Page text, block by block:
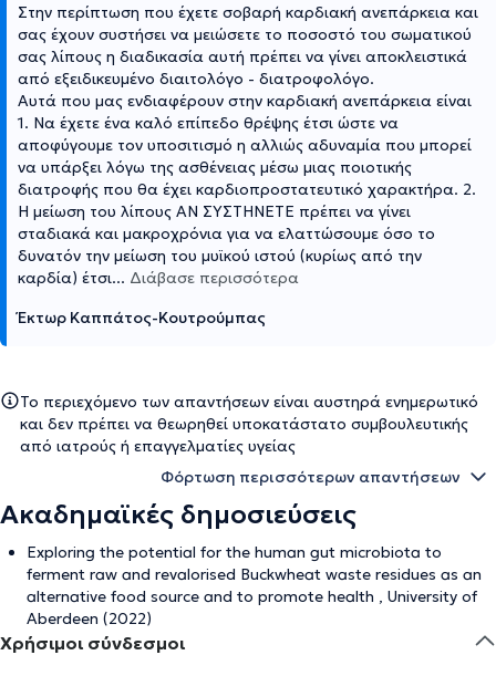
Στην περίπτωση που έχετε σοβαρή καρδιακή ανεπάρκεια και
σας έχουν συστήσει να μειώσετε το ποσοστό του σωματικού
σας λίπους η διαδικασία αυτή πρέπει να γίνει αποκλειστικά
από εξειδικευμένο διαιτολόγο - διατροφολόγο.
Αυτά που μας ενδιαφέρουν στην καρδιακή ανεπάρκεια είναι
1. Να έχετε ένα καλό επίπεδο θρέψης έτσι ώστε να
αποφύγουμε τον υποσιτισμό η αλλιώς αδυναμία που μπορεί
να υπάρξει λόγω της ασθένειας μέσω μιας ποιοτικής
διατροφής που θα έχει καρδιοπροστατευτικό χαρακτήρα. 2.
Η μείωση του λίπους ΑΝ ΣΥΣΤΗΝΕΤΕ πρέπει να γίνει
σταδιακά και μακροχρόνια για να ελαττώσουμε όσο το
δυνατόν την μείωση του μυϊκού ιστού (κυρίως από την
καρδία) έτσι... Διάβασε περισσότερα
Έκτωρ Καππάτος-Κουτρούμπας
Το περιεχόμενο των απαντήσεων είναι αυστηρά ενημερωτικό
και δεν πρέπει να θεωρηθεί υποκατάστατο συμβουλευτικής
από ιατρούς ή επαγγελματίες υγείας
Φόρτωση περισσότερων απαντήσεων
Ακαδημαϊκές δημοσιεύσεις
Exploring the potential for the human gut microbiota to
ferment raw and revalorised Buckwheat waste residues as an
alternative food source and to promote health , University of
Aberdeen (2022)
Χρήσιμοι σύνδεσμοι